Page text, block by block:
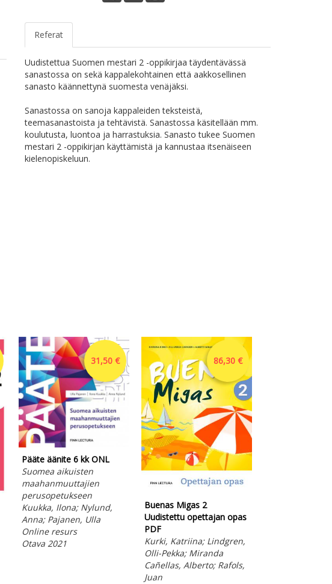
Referat
Uudistettua Suomen mestari 2 -oppikirjaa täydentävässä
sanastossa on sekä kappalekohtainen että aakkosellinen
sanasto käännettynä suomesta venäjäksi.
Sanastossa on sanoja kappaleiden teksteistä,
teemasanastoista ja tehtävistä. Sanastossa käsitellään mm.
koulutusta, luontoa ja harrastuksia. Sanasto tukee Suomen
mestari 2 -oppikirjan käyttämistä ja kannustaa itsenäiseen
kielenopiskeluun.
31,50 €
Pääte äänite 6 kk ONL
Suomea aikuisten
maahanmuuttajien
perusopetukseen
Kuukka, Ilona; Nylund,
Anna; Pajanen, Ulla
Online resurs
Otava 2021
86,30 €
Buenas Migas 2
Uudistettu opettajan opas
PDF
Kurki, Katriina; Lindgren,
Olli-Pekka; Miranda
Cañellas, Alberto; Rafols,
Juan